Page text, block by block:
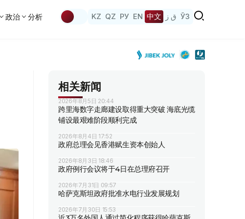
政治 分析 KZ QZ РУ EN 中文 ق ز ЎЗ
相关新闻
2026年8月5日 20:44
跨里海数字走廊建设取得重大突破 海底光缆
铺设最艰难阶段顺利完成
2026年8月4日 17:52
政府总理会见香港赋生资本创始人
2026年8月3日 18:46
政府例行会议将于4日在总理府召开
2026年7月31日 09:57
哈萨克斯坦政府批准水电行业发展规划
2026年7月30日 15:53